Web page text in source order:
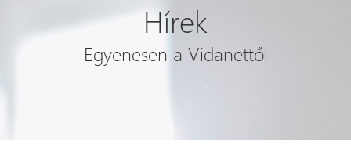
Hírek
Egyenesen a Vidanettől